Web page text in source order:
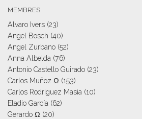
MEMBRES
Alvaro Ivers (23)
Angel Bosch (40)
Angel Zurbano (52)
Anna Albelda (76)
Antonio Castello Guirado (23)
Carlos Muñoz Ω (153)
Carlos Rodriguez Masia (10)
Eladio García (62)
Gerardo Ω (20)